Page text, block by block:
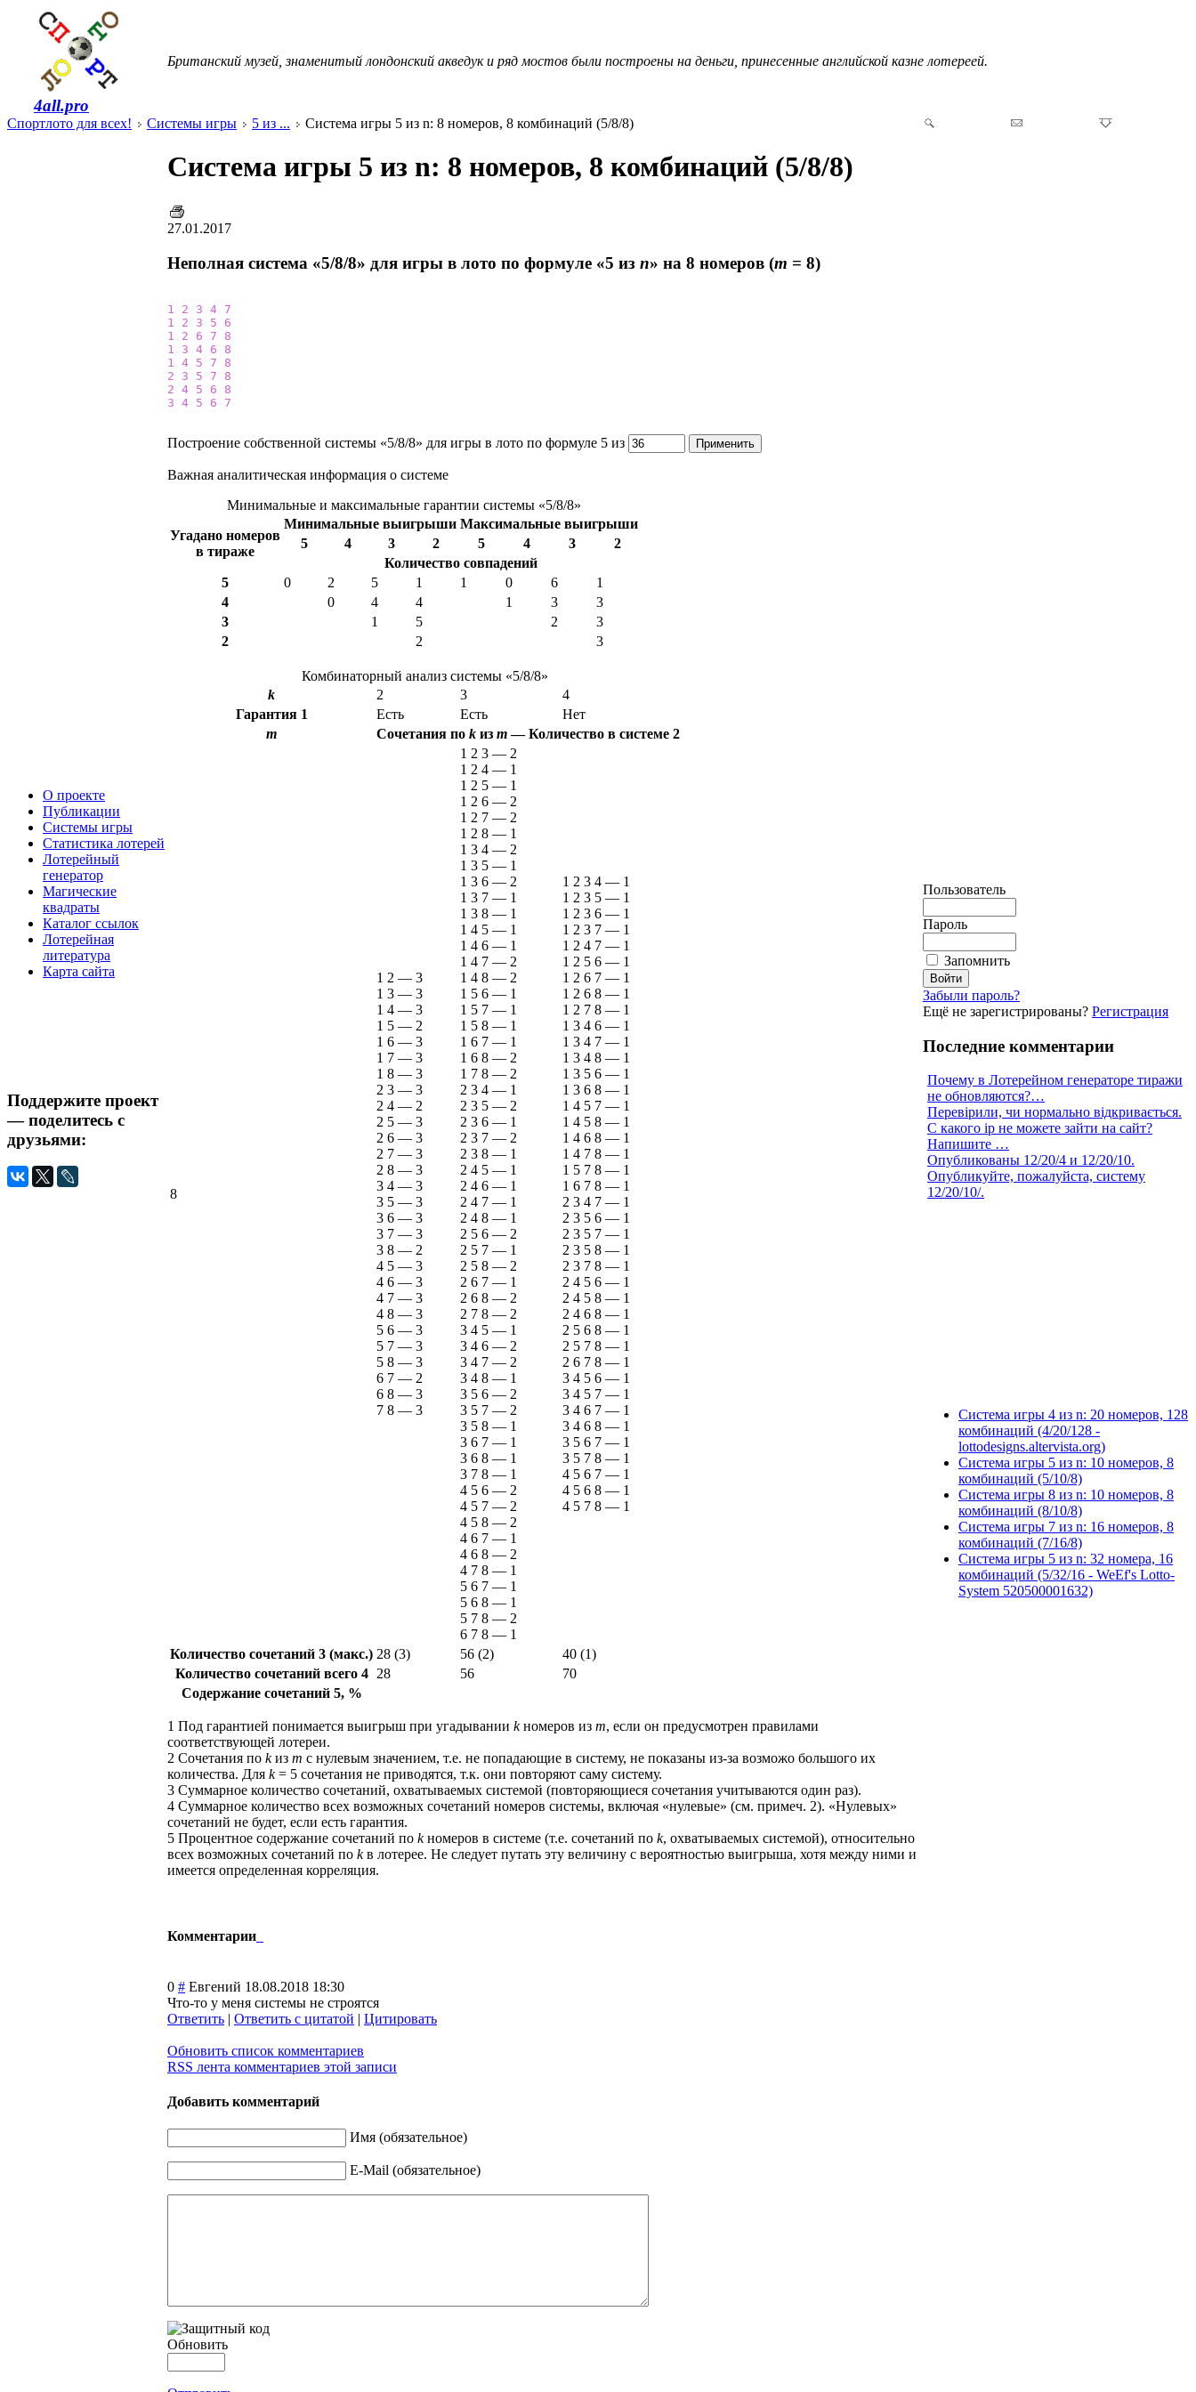
4all.pro
Британский музей, знаменитый лондонский акведук и ряд мостов были построены на деньги, принесенные английской казне лотереей.
Спортлото для всех! Системы игры 5 из ... Система игры 5 из n: 8 номеров, 8 комбинаций (5/8/8)
О проекте
Публикации
Системы игры
Статистика лотерей
Лотерейный
генератор
Магические
квадраты
Каталог ссылок
Лотерейная
литература
Карта сайта
Поддержите проект
— поделитесь с
друзьями:
Система игры 5 из n: 8 номеров, 8 комбинаций (5/8/8)
27.01.2017
Неполная система «5/8/8» для игры в лото по формуле «5 из n» на 8 номеров (m = 8)
1 2 3 4 7
1
2 3 5
6
1
2 6 7
8
1
3 4 6
8
1 4 5 7
8
2
3 5 7
8
2 4 5 6
8
3 4 5 6 7
Построение собственной системы «5/8/8» для игры в лото по формуле 5 из
Важная аналитическая информация о системе
Минимальные и максимальные гарантии системы «5/8/8»
Угадано номеров
в тираже
Минимальные выигрыши Максимальные выигрыши
5
4 3 2 5 4 3
2
Количество совпадений
5
0 2 5 1 1 0 6
1
4
0 4 4 1 3
3
3
1 5 2
3
2
2 3
Комбинаторный анализ системы «5/8/8»
k
2 3
4
Гарантия 1 Есть Есть
Нет
m
Сочетания по k из m—Количество в системе 2
8
1 2 — 3
1 3 — 3
1 4 — 3
1 5 — 2
1 6 — 3
1 7 — 3
1 8 — 3
2 3 — 3
2 4 — 2
2 5 — 3
2 6 — 3
2 7 — 3
2 8 — 3
3 4 — 3
3 5 — 3
3 6 — 3
3 7 — 3
3 8 — 2
4 5 — 3
4 6 — 3
4 7 — 3
4 8 — 3
5 6 — 3
5 7 — 3
5 8 — 3
6 7 — 2
6 8 — 3
7 8 — 3
1 2 3 — 2
1 2 4 — 1
1 2 5 — 1
1 2 6 — 2
1 2 7 — 2
1 2 8 — 1
1 3 4 — 2
1 3 5 — 1
1 3 6 — 2
1 3 7 — 1
1 3 8 — 1
1 4 5 — 1
1 4 6 — 1
1 4 7 — 2
1 4 8 — 2
1 5 6 — 1
1 5 7 — 1
1 5 8 — 1
1 6 7 — 1
1 6 8 — 2
1 7 8 — 2
2 3 4 — 1
2 3 5 — 2
2 3 6 — 1
2 3 7 — 2
2 3 8 — 1
2 4 5 — 1
2 4 6 — 1
2 4 7 — 1
2 4 8 — 1
2 5 6 — 2
2 5 7 — 1
2 5 8 — 2
2 6 7 — 1
2 6 8 — 2
2 7 8 — 2
3 4 5 — 1
3 4 6 — 2
3 4 7 — 2
3 4 8 — 1
3 5 6 — 2
3 5 7 — 2
3 5 8 — 1
3 6 7 — 1
3 6 8 — 1
3 7 8 — 1
4 5 6 — 2
4 5 7 — 2
4 5 8 — 2
4 6 7 — 1
4 6 8 — 2
4 7 8 — 1
5 6 7 — 1
5 6 8 — 1
5 7 8 — 2
6 7 8 — 1
1 2 3 4 — 1
1 2 3 5 — 1
1 2 3 6 — 1
1 2 3 7 — 1
1 2 4 7 — 1
1 2 5 6 — 1
1 2 6 7 — 1
1 2 6 8 — 1
1 2 7 8 — 1
1 3 4 6 — 1
1 3 4 7 — 1
1 3 4 8 — 1
1 3 5 6 — 1
1 3 6 8 — 1
1 4 5 7 — 1
1 4 5 8 — 1
1 4 6 8 — 1
1 4 7 8 — 1
1 5 7 8 — 1
1 6 7 8 — 1
2 3 4 7 — 1
2 3 5 6 — 1
2 3 5 7 — 1
2 3 5 8 — 1
2 3 7 8 — 1
2 4 5 6 — 1
2 4 5 8 — 1
2 4 6 8 — 1
2 5 6 8 — 1
2 5 7 8 — 1
2 6 7 8 — 1
3 4 5 6 — 1
3 4 5 7 — 1
3 4 6 7 — 1
3 4 6 8 — 1
3 5 6 7 — 1
3 5 7 8 — 1
4 5 6 7 — 1
4 5 6 8 — 1
4 5 7 8 — 1
Количество сочетаний 3 (макс.) 28 (3) 56 (2)
40 (1)
Количество сочетаний всего 4 28 56
70
Содержание сочетаний 5, %
1 Под гарантией понимается выигрыш при угадывании kномеров из m, если он предусмотрен правилами
соответствующей лотереи.
2 Сочетания по kиз m с нулевым значением, т.е. не попадающие в систему, не показаны из-за возможо большого их
количества. Для k= 5 сочетания не приводятся, т.к. они повторяют саму систему.
3 Суммарное количество сочетаний, охватываемых системой (повторяющиеся сочетания учитываются один раз).
4 Суммарное количество всех возможных сочетаний номеров системы, включая «нулевые» (см. примеч. 2). «Нулевых»
сочетаний не будет, если есть гарантия.
5 Процентное содержание сочетаний по kномеров в системе (т.е. сочетаний по k, охватываемых системой), относительно
всех возможных сочетаний по kв лотерее. Не следует путать эту величину с вероятностью выигрыша, хотя между ними и
имеется определенная корреляция.
Комментарии
0 # Евгений 18.08.2018 18:30
Что-то у меня системы не строятся
Ответить | Ответить с цитатой | Цитировать
Обновить список комментариев
RSS лента комментариев этой записи
Добавить комментарий
Имя (обязательное)
E-Mail (обязательное)
Обновить
Пользователь
Пароль
Запомнить
Забыли пароль?
Ещё не зарегистрированы? Регистрация
Последние комментарии
Почему в Лотерейном генераторе тиражи
не обновляются?…
Перевірили, чи нормально відкривається.
С какого ip не можете зайти на сайт?
Напишите …
Опубликованы 12/20/4 и 12/20/10.
Опубликуйте, пожалуйста, систему
12/20/10/.
Система игры 4 из n: 20 номеров, 128
комбинаций (4/20/128 -
lottodesigns.altervista.org)
Система игры 5 из n: 10 номеров, 8
комбинаций (5/10/8)
Система игры 8 из n: 10 номеров, 8
комбинаций (8/10/8)
Система игры 7 из n: 16 номеров, 8
комбинаций (7/16/8)
Система игры 5 из n: 32 номера, 16
комбинаций (5/32/16 - WeEf's Lotto-
System 520500001632)